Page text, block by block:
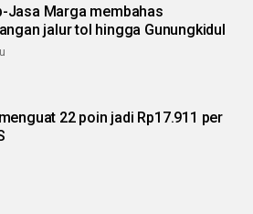
Jasa Marga membahas
jalur tol hingga Gunungkidul
22 poin jadi Rp17.911 per